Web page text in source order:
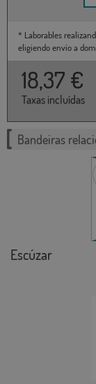
* Laborables
eligiendo envío a
18,37 €
Taxas incluídas
Bandeiras
Escúzar